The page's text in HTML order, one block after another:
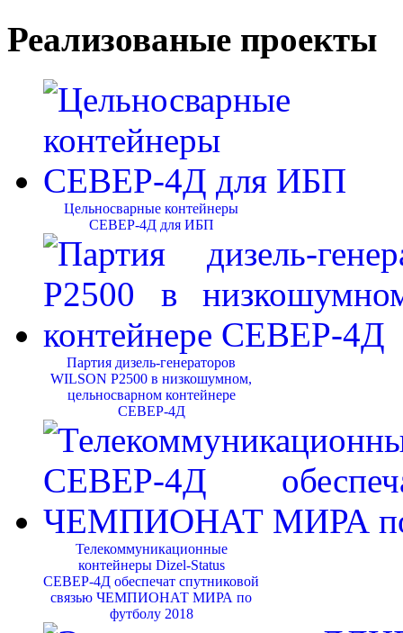
Реализованые проекты
Цельносварные контейнеры
СЕВЕР-4Д для ИБП
Партия дизель-генераторов
WILSON P2500 в низкошумном,
цельносварном контейнере
СЕВЕР-4Д
Телекоммуникационные
контейнеры Dizel-Status
СЕВЕР-4Д обеспечат спутниковой
связью ЧЕМПИОНАТ МИРА по
футболу 2018